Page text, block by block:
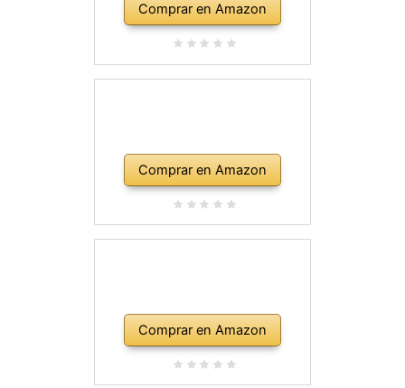
Comprar en Amazon
Comprar en Amazon
Comprar en Amazon